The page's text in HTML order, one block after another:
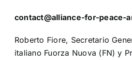
contact@alliance-for-peace-
Roberto Fiore, Secretario
italiano Fuorza Nuova (FN) y